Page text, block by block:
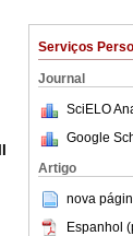
Serviços
Journal
SciELO
Google
Artigo
nova
Espanhol